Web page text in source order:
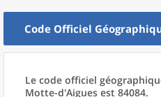
Code Officiel
Le code officiel
Motte-d'Aigues est 84084.